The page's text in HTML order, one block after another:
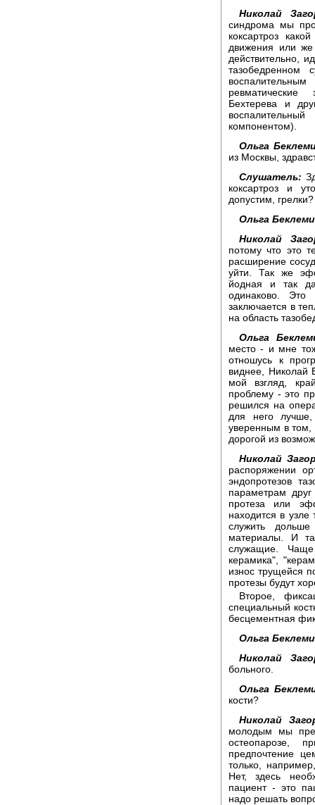
Николай
синдрома мы
коксартроз
движения или же
действительно,
тазобедренном
Бехтерева и
компонентом).
Ольга
из Москвы,
Слушатель:
коксартроз и
допустим, грелки?
Ольга
Николай
потому что это
расширение
уйти. Так же
йодная и так
одинаково.
заключается в
на область
Ольга
место - и мне
отношусь к
виднее, Николай
мой взгляд,
проблему - это
решился на
для него
уверенным в
дорогой из
Николай
распоряжении
эндопротезов
параметрам
протеза или
находится в
служить дольше
материалы. И
служащие.
керамика",
износ трущейся
протезы будут
Второе,
специальный
бесцементная
Ольга
Николай
больного.
Ольга
кости?
Николай
молодым мы
остеопарозе,
предпочтение
только,
Нет, здесь
пациент - это
надо решать